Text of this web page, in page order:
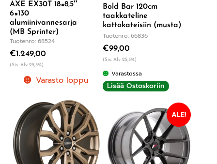
AXE EX30T 18×8,5″
6×130
alumiinivannesarja
(MB Sprinter)
Tuotenro: 68524
€1.249,00
(Sis. Alv 25,5%)
Varasto loppu
Bold Bar 120cm
taakkateline
kattokateisiin (musta)
Tuotenro: 66836
€99,00
(Sis. Alv 25,5%)
Varastossa
Lisää Ostoskoriin
ALE!